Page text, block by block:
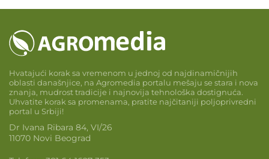
Hvatajući korak sa vremenom u jednoj od najdinamičnijih
oblasti današnjice, na Agromedia portalu mešaju se stara i nova
znanja, mudrost tradicije i najnovija tehnološka dostignuća.
Uhvatite korak sa promenama, pratite najčitaniji poljoprivredni
portal u Srbiji!
Dr Ivana Ribara 84, VI/26
11070 Novi Beograd